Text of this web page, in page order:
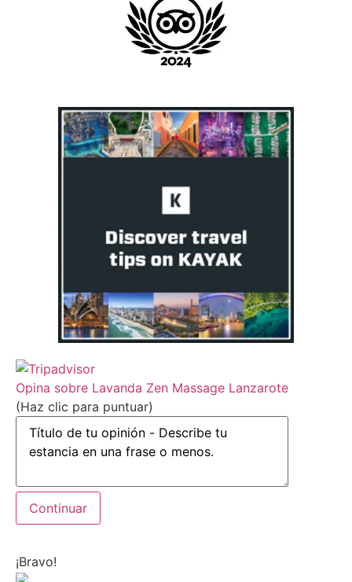
Opina sobre Lavanda Zen Massage Lanzarote
(Haz clic para puntuar)
¡Bravo!